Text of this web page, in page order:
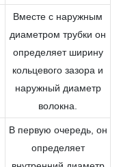
Вместе с наружным
диаметром трубки он
определяет ширину
кольцевого зазора и
наружный диаметр
волокна.
В первую очередь, он
определяет